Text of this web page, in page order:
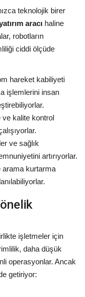
teknolojik birer
aracı haline
robotların
ciddi ölçüde
hareket kabiliyeti
işlemlerini insan
ve kalite kontrol
ve sağlık
artırıyorlar.
arama kurtarma
işletmeler için
daha düşük
operasyonlar. Ancak
getiriyor: